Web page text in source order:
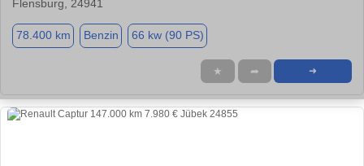
Flensburg, 24941
78.400 km Benzin 66 kw (90 PS)
★ ➦ ➜